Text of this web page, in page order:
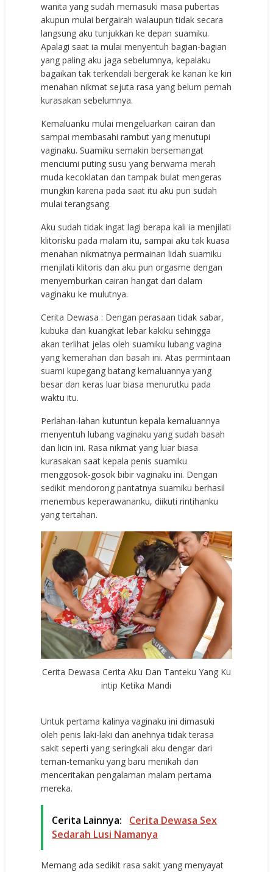
wanita yang sudah memasuki masa pubertas
akupun mulai bergairah walaupun tidak secara
langsung aku tunjukkan ke depan suamiku.
Apalagi saat ia mulai menyentuh bagian-bagian
yang paling aku jaga sebelumnya, kepalaku
bagaikan tak terkendali bergerak ke kanan ke kiri
menahan nikmat sejuta rasa yang belum pernah
kurasakan sebelumnya.
Kemaluanku mulai mengeluarkan cairan dan
sampai membasahi rambut yang menutupi
vaginaku. Suamiku semakin bersemangat
menciumi puting susu yang berwarna merah
muda kecoklatan dan tampak bulat mengeras
mungkin karena pada saat itu aku pun sudah
mulai terangsang.
Aku sudah tidak ingat lagi berapa kali ia menjilati
klitorisku pada malam itu, sampai aku tak kuasa
menahan nikmatnya permainan lidah suamiku
menjilati klitoris dan aku pun orgasme dengan
menyemburkan cairan hangat dari dalam
vaginaku ke mulutnya.
Cerita Dewasa : Dengan perasaan tidak sabar,
kubuka dan kuangkat lebar kakiku sehingga
akan terlihat jelas oleh suamiku lubang vagina
yang kemerahan dan basah ini. Atas permintaan
suami kupegang batang kemaluannya yang
besar dan keras luar biasa menurutku pada
waktu itu.
Perlahan-lahan kutuntun kepala kemaluannya
menyentuh lubang vaginaku yang sudah basah
dan licin ini. Rasa nikmat yang luar biasa
kurasakan saat kepala penis suamiku
menggosok-gosok bibir vaginaku ini. Dengan
sedikit mendorong pantatnya suamiku berhasil
menembus keperawananku, diikuti rintihanku
yang tertahan.
Cerita Dewasa Cerita Aku Dan Tanteku Yang Ku
intip Ketika Mandi
Untuk pertama kalinya vaginaku ini dimasuki
oleh penis laki-laki dan anehnya tidak terasa
sakit seperti yang seringkali aku dengar dari
teman-temanku yang baru menikah dan
menceritakan pengalaman malam pertama
mereka.
Cerita Lainnya:
Cerita Dewasa Sex
Sedarah Lusi Namanya
Memang ada sedikit rasa sakit yang menyayat